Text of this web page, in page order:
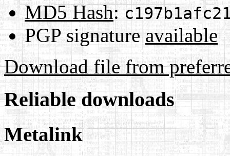
MD5 Hash:
PGP signature available
Download file from
Reliable downloads
Metalink